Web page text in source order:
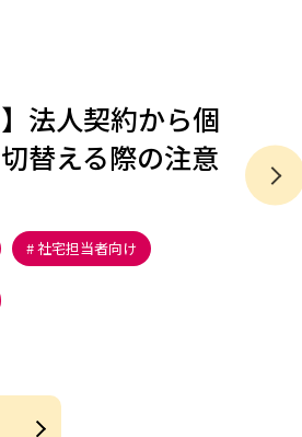
法人契約から個
替える際の注意
社宅担当者向け